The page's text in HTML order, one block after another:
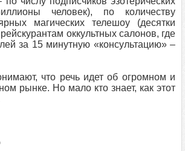
человек), по количеству
магических телешоу (десятки
оккультных салонов, где
за 15 минутную «консультацию» –
что речь идет об огромном и
рынке. Но мало кто знает, как этот